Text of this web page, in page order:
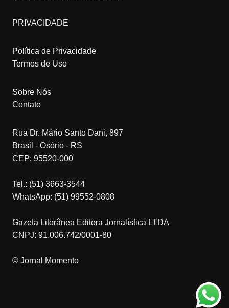
PRIVACIDADE
Política de Privacidade
Termos de Uso
Sobre Nós
Contato
Rua Dr. Mário Santo Dani, 897
Brasil - Osório - RS
CEP: 95520-000
Tel.: (51) 3663-3544
WhatsApp: (51) 99552-0808
Gazeta Litorânea Editora Jornalística LTDA
CNPJ: 91.006.742/0001-80
© Jornal Momento